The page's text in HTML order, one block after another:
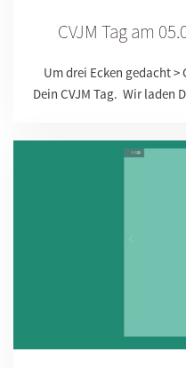
CVJM Tag am
Um drei Ecken gedacht >
Dein CVJM Tag. Wir laden